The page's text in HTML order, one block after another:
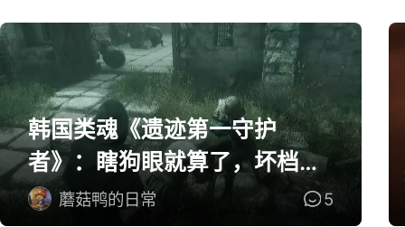
韩国类魂《遗迹第一守护
者》：瞎狗眼就算了，坏档算
怎么个事！
蘑菇鸭的日常 5